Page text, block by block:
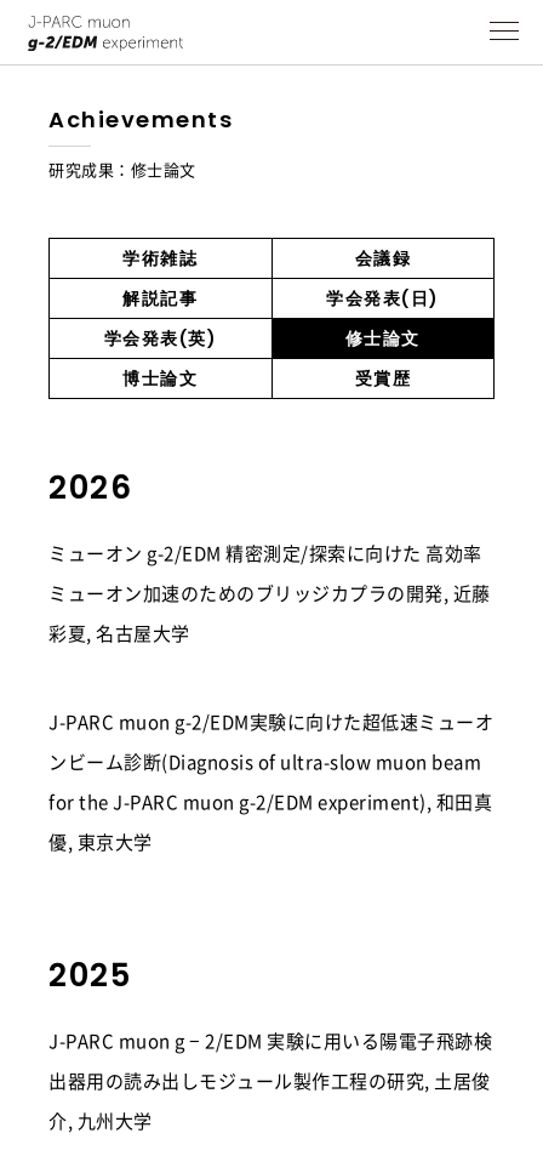
achievements
研究成果：修士論文
学術雑誌 会議録
解説記事 学会発表(日)
学会発表(英) 修士論文
博士論文 受賞歴
2026
ミューオン g-2/EDM 精密測定/探索に向けた 高効率
ミューオン加速のためのブリッジカプラの開発, 近藤
彩夏, 名古屋大学
J-PARC muon g-2/EDM実験に向けた超低速ミューオ
ンビーム診断(Diagnosis of ultra-slow muon beam
for the J-PARC muon g-2/EDM experiment), 和田真
優, 東京大学
2025
J-PARC muon g − 2/EDM 実験に用いる陽電子飛跡検
出器用の読み出しモジュール製作工程の研究, 土居俊
介, 九州大学